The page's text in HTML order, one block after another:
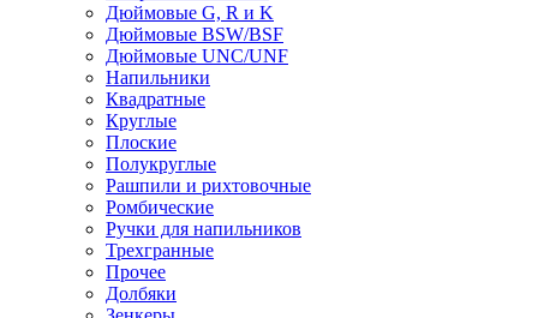
Дюймовые G, R и K
Дюймовые BSW/BSF
Дюймовые UNC/UNF
Напильники
Квадратные
Круглые
Плоские
Полукруглые
Рашпили и рихтовочные
Ромбические
Ручки для напильников
Трехгранные
Прочее
Долбяки